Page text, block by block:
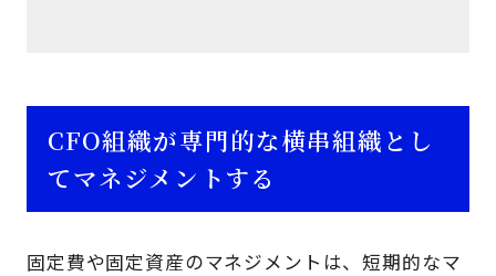
CFO組織が専門的な横串組織とし
てマネジメントする
固定費や固定資産のマネジメントは、短期的なマ